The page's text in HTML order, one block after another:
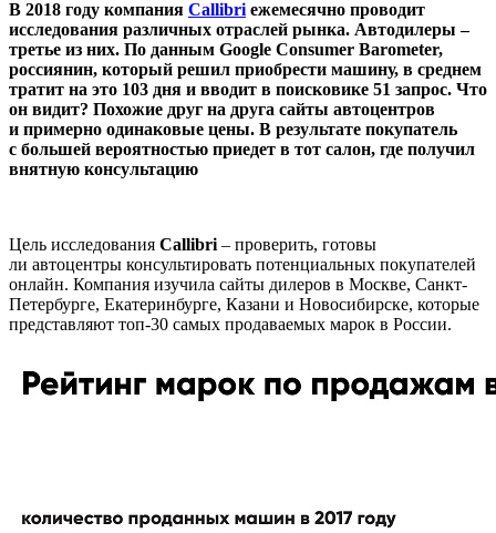
В 2018 году компания Callibri ежемесячно проводит
исследования различных отраслей рынка. Автодилеры –
третье из них. По данным Google Consumer Barometer,
россиянин, который решил приобрести машину, в среднем
тратит на это 103 дня и вводит в поисковике 51 запрос. Что
он видит? Похожие друг на друга сайты автоцентров
и примерно одинаковые цены. В результате покупатель
с большей вероятностью приедет в тот салон, где получил
внятную консультацию
Цель исследования Callibri – проверить, готовы
ли автоцентры консультировать потенциальных покупателей
онлайн. Компания изучила сайты дилеров в Москве, Санкт-
Петербурге, Екатеринбурге, Казани и Новосибирске, которые
представляют топ-30 самых продаваемых марок в России.